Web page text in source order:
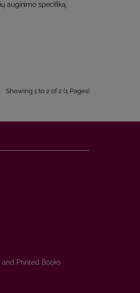
auginimo specifiką,
Showing 1 to 2 of 2 (1 Pages)
Printed Books